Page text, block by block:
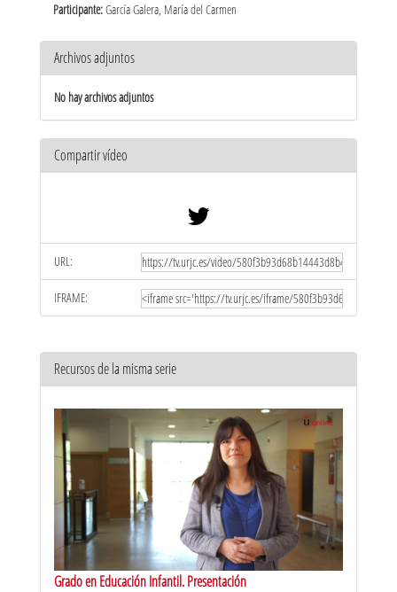
Participante:García Galera, María del Carmen
Archivos adjuntos
No hay archivos adjuntos
Compartir vídeo
URL:
IFRAME:
Recursos de la misma serie
Grado en Educación Infantil. Presentación